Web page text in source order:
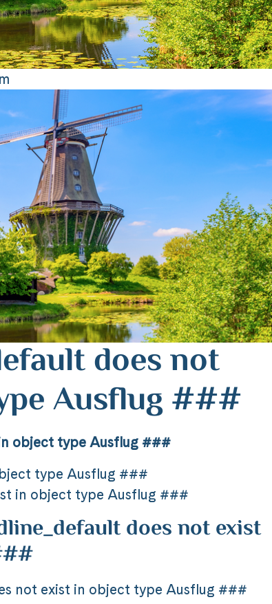
does not
Ausflug ###
object type Ausflug ###
type Ausflug ###
in object type Ausflug ###
does not exist
not exist in object type Ausflug ###